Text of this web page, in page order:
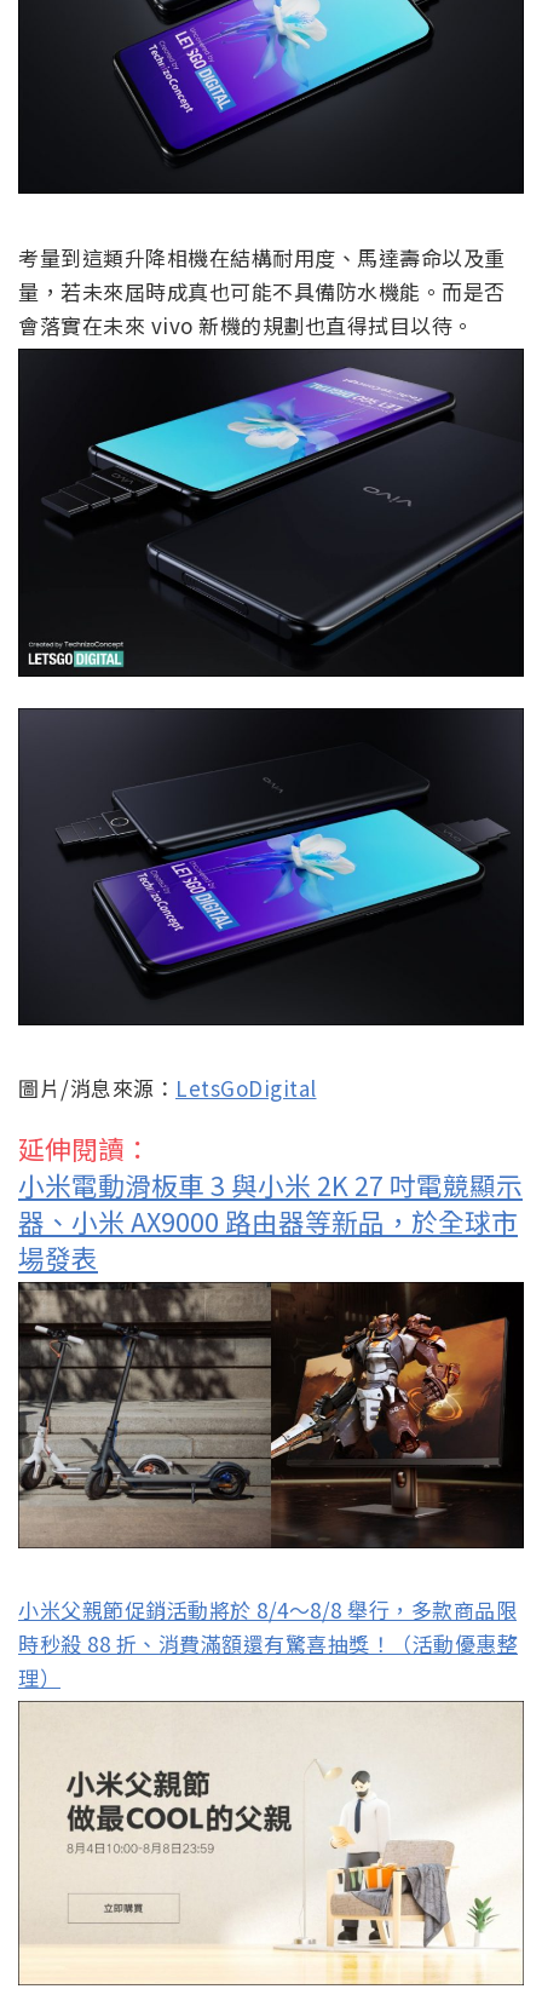
考量到這類升降相機在結構耐用度、馬達壽命以及重
量，若未來屆時成真也可能不具備防水機能。而是否
會落實在未來 vivo 新機的規劃也直得拭目以待。
圖片/消息來源： LetsGoDigital
延伸閱讀：
小米電動滑板車 3 與小米 2K 27 吋電競顯示
器、小米 AX9000 路由器等新品，於全球市
場發表
小米父親節促銷活動將於 8/4～8/8 舉行，多款商品限
時秒殺 88 折、消費滿額還有驚喜抽獎！（活動優惠整
理）